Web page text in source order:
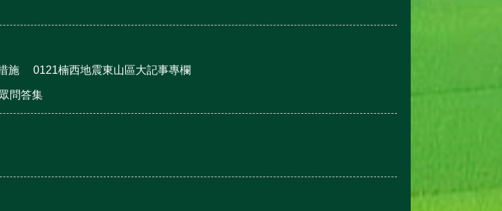
施 0121楠西地震東山區大記事專欄
問答集